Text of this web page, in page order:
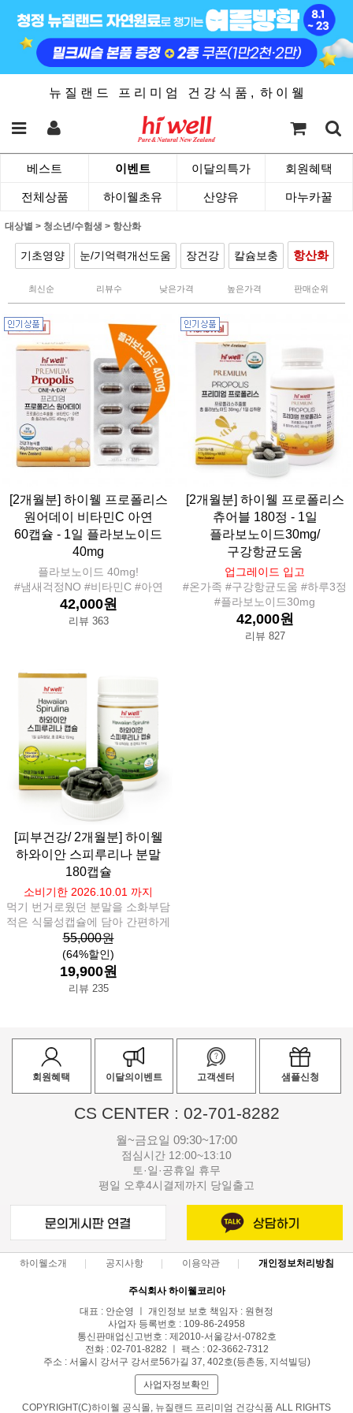
뉴 질 랜 드 프 리 미 엄 건 강 식 품 , 하 이 웰
베스트 이벤트 이달의특가 회원혜택
전체상품 하이웰초유 산양유 마누카꿀
대상별 > 청소년/수험생 > 항산화
기초영양 눈/기억력개선도움 장건강 칼슘보충 항산화
최신순 리뷰수 낮은가격 높은가격 판매순위
[2개월분] 하이웰 프로폴리스
원어데이 비타민C 아연
60캡슐 - 1일 플라보노이드
40mg
플라보노이드 40mg!
#냄새걱정NO #비타민C #아연
42,000원
리뷰 363
[2개월분] 하이웰 프로폴리스
츄어블 180정 - 1일
플라보노이드30mg/
구강항균도움
업그레이드 입고
#온가족 #구강항균도움 #하루3정
#플라보노이드30mg
42,000원
리뷰 827
[피부건강/ 2개월분] 하이웰
하와이안 스피루리나 분말
180캡슐
소비기한 2026.10.01 까지
먹기 번거로웠던 분말을 소화부담
적은 식물성캡슐에 담아 간편하게
55,000원
(64%할인)
19,900원
리뷰 235
회원혜택 이달의이벤트 고객센터 샘플신청
CS CENTER : 02-701-8282
월~금요일 09:30~17:00
점심시간 12:00~13:10
토·일·공휴일 휴무
평일 오후4시결제까지 당일출고
하이웰소개 공지사항 이용약관 개인정보처리방침
주식회사 하이웰코리아
대표 : 안순영 ㅣ 개인정보 보호 책임자 : 원현정
사업자 등록번호 : 109-86-24958
통신판매업신고번호 : 제2010-서울강서-0782호
전화 : 02-701-8282 ㅣ 팩스 : 02-3662-7312
주소 : 서울시 강서구 강서로56가길 37, 402호(등촌동, 지석빌딩)
사업자정보확인
COPYRIGHT(C)하이웰 공식몰, 뉴질랜드 프리미엄 건강식품 ALL RIGHTS